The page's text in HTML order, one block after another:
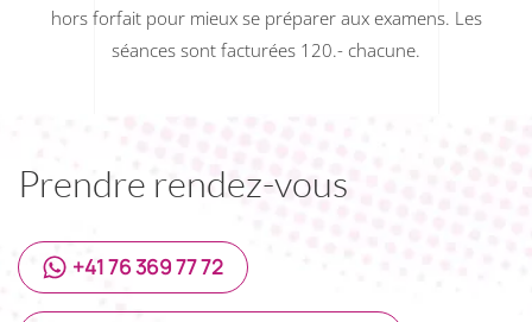
hors forfait pour mieux se préparer aux examens. Les
séances sont facturées 120.- chacune.
Prendre rendez-vous
+41 76 369 77 72